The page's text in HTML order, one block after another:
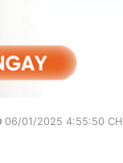
06/01/2025 4:55:50 CH